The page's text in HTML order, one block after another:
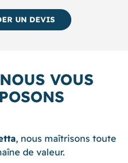
UN DEVIS
VOUS
, nous maîtrisons toute
de valeur.